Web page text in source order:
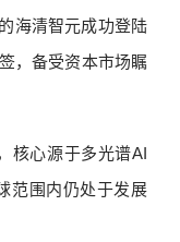
海清智元成功登陆
，备受资本市场瞩
核心源于多光谱AI
范围内仍处于发展